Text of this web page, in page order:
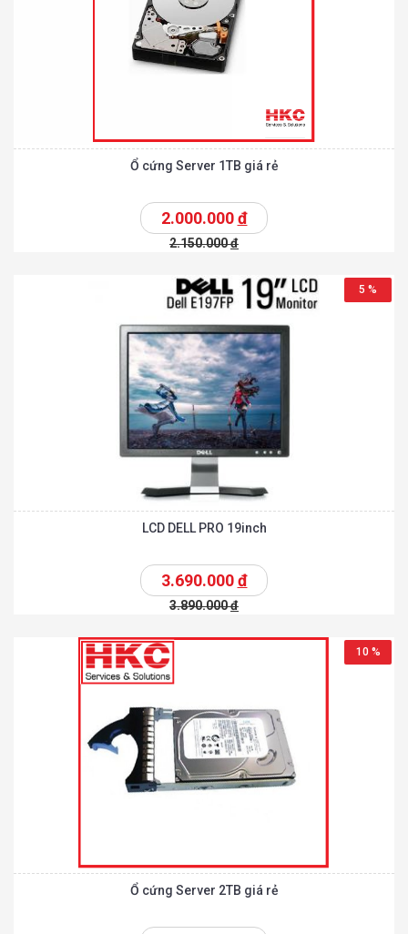
Ổ cứng Server 1TB giá rẻ
2.000.000đ
2.150.000đ
5 %
LCD DELL PRO 19inch
3.690.000đ
3.890.000đ
10 %
Ổ cứng Server 2TB giá rẻ